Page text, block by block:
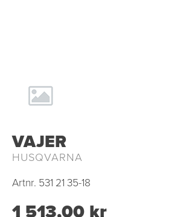
VAJER
HUSQVARNA
Artnr. 531 21 35-18
1 513,00 kr